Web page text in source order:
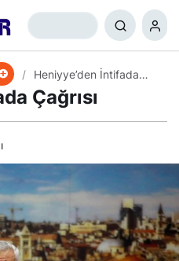
Heniyye’den İntifada
Çağrısı
Çağrısı
+ 0 Paylaş